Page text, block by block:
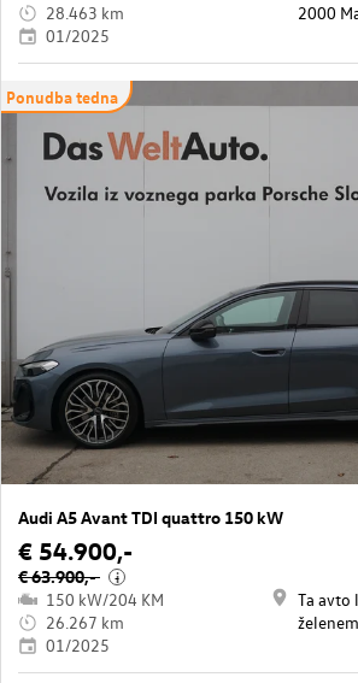
28.463 km
01/2025
2000
Ponudba tedna
Audi A5 Avant TDI quattro 150 kW
€ 54.900,-
€ 63.900,- i
150 kW/204 KM
26.267 km
01/2025
Ta avto